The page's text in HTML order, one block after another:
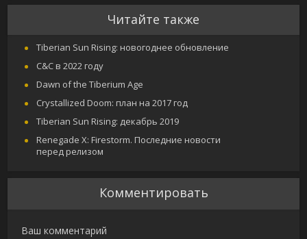
Читайте также
Tiberian Sun Rising: новогоднее обновление
C&C в 2022 году
Dawn of the Tiberium Age
Crystallized Doom: план на 2017 год
Tiberian Sun Rising: декабрь 2019
Renegade X: Firestorm. Последние новости
перед релизом
Комментировать
Ваш комментарий